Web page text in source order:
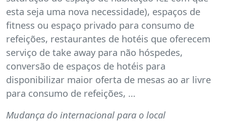
esta seja uma nova necessidade), espaços de
fitness ou espaço privado para consumo de
refeições, restaurantes de hotéis que oferecem
serviço de take away para não hóspedes,
conversão de espaços de hotéis para
disponibilizar maior oferta de mesas ao ar livre
para consumo de refeições, …
Mudança do internacional para o local